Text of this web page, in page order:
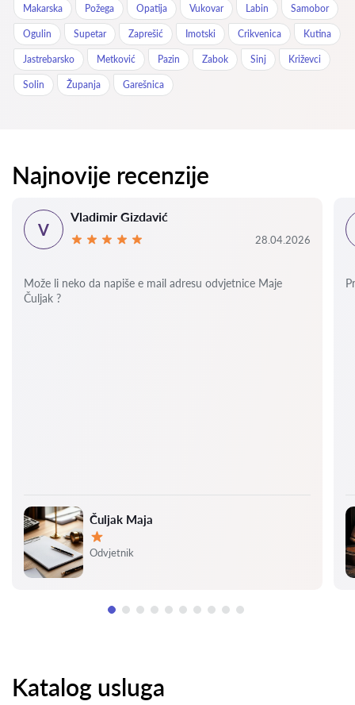
Makarska Požega Opatija Vukovar Labin Samobor
Ogulin Supetar Zaprešić Imotski Crikvenica Kutina
Jastrebarsko Metković Pazin Zabok Sinj Križevci
Solin Županja Garešnica
Najnovije recenzije
Čuljak Maja
Ocjena:
Odvjetnik
V
Vladimir Gizdavić
28.04.2026
Može li neko da napiše e mail adresu odvjetnice Maje
Čuljak ?
Katalog usluga